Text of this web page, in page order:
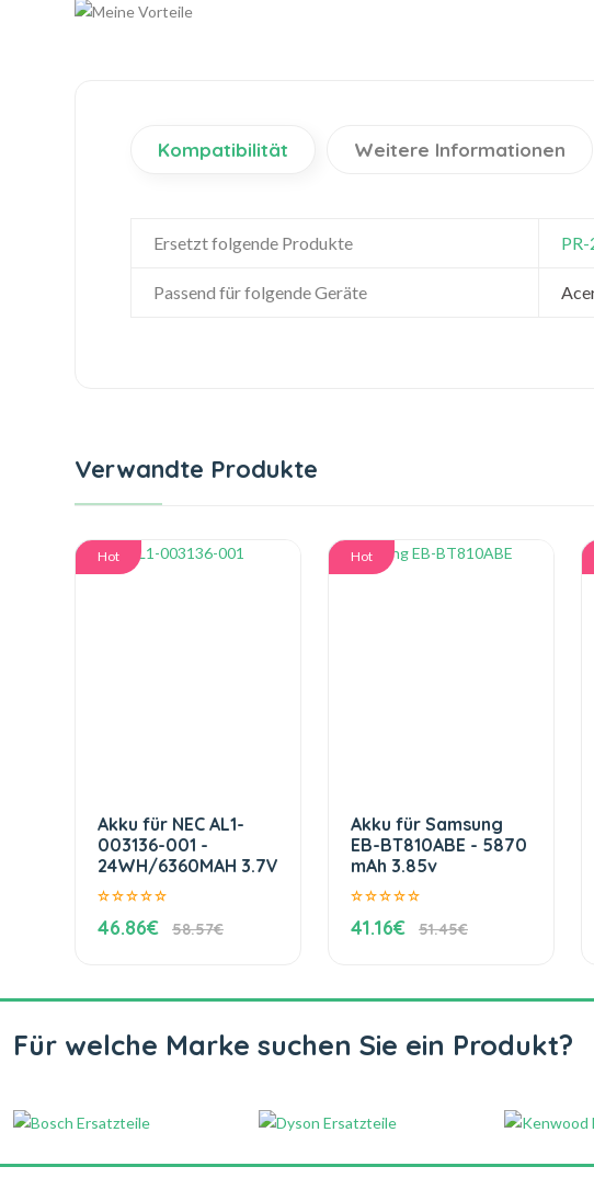
Kompatibilität Weitere Informationen
Ersetzt folgende Produkte
Passend für folgende Geräte
Verwandte Produkte
Hot
Akku für NEC AL1-
003136-001 -
24WH/6360MAH 3.7V
46.86€ 58.57€
Hot
Akku für Samsung
EB-BT810ABE - 5870
mAh 3.85v
41.16€ 51.45€
Für welche Marke suchen Sie ein Produkt?